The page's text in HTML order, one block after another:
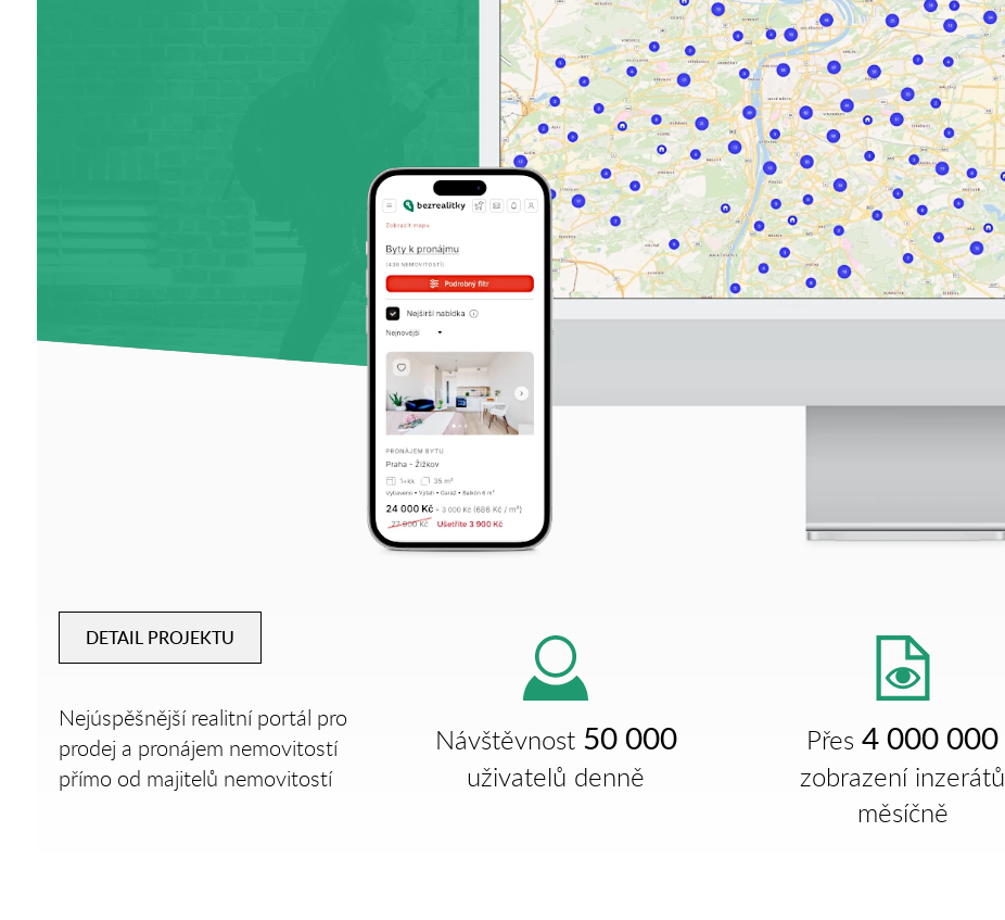
DETAIL PROJEKTU
Nejúspěšnější realitní portál pro
prodej a pronájem nemovitostí
přímo od majitelů nemovitostí
Návštěvnost 50 000
uživatelů denně
Přes4 000 000
zobrazení inzerátů
měsíčně